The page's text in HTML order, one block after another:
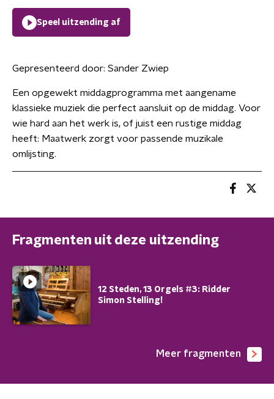
Speel uitzending af
Gepresenteerd door: Sander Zwiep
Een opgewekt middagprogramma met aangename
klassieke muziek die perfect aansluit op de middag. Voor
wie hard aan het werk is, of juist een rustige middag
heeft: Maatwerk zorgt voor passende muzikale
omlijsting.
Fragmenten uit deze uitzending
12 Steden, 13 Orgels #3: Ridder
Simon Stelling!
Meer fragmenten